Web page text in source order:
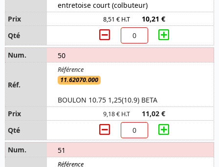
entretoise court (colbuteur)
8,51 € H.T 10,21 €
50
11.62070.000
BOULON 10.75 1,25(10.9) BETA
9,18 € H.T 11,02 €
51